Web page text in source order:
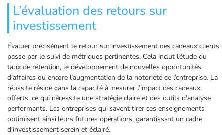
L’évaluation des retours sur
investissement
Évaluer précisément le retour sur investissement des cadeaux clients
passe par le suivi de métriques pertinentes. Cela inclut l’étude du
taux de rétention, le développement de nouvelles opportunités
d’affaires ou encore l’augmentation de la notoriété de l’entreprise. La
réussite réside dans la capacité à mesurer l’impact des cadeaux
offerts, ce qui nécessite une stratégie claire et des outils d’analyse
performants. Les entreprises qui savent tirer ces enseignements
optimisent ainsi leurs futures opérations, garantissant un cadre
d’investissement serein et éclairé.